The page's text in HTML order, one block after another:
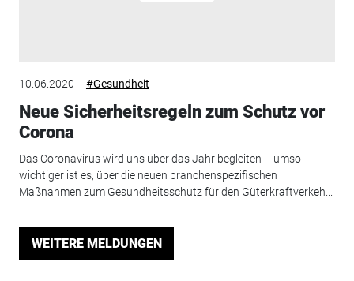
10.06.2020 #Gesundheit
Neue Sicherheitsregeln zum Schutz vor
Corona
Das Coronavirus wird uns über das Jahr begleiten – umso
wichtiger ist es, über die neuen branchenspezifischen
Maßnahmen zum Gesundheitsschutz für den Güterkraftverkeh...
WEITERE MELDUNGEN